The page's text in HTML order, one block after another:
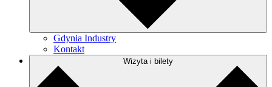
Gdynia Industry
Kontakt
Wizyta i bilety